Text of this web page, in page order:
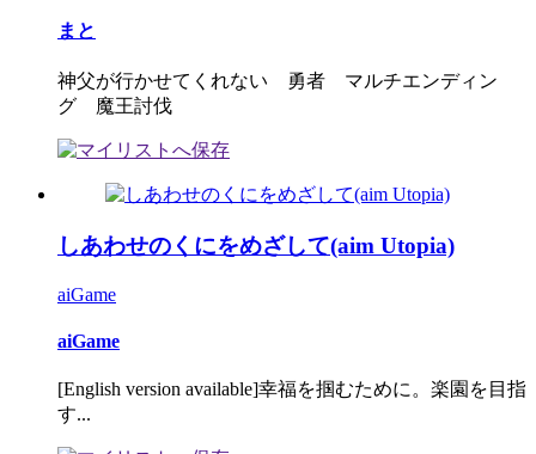
まと
神父が行かせてくれない 勇者 マルチエンディン
グ 魔王討伐
しあわせのくにをめざして(aim Utopia)
aiGame
aiGame
[English version available]幸福を掴むために。楽園を目指
す...